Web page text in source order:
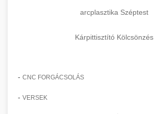
arcplasztika Széptest
Kárpittisztító Kölcsönzés
- CNC FORGÁCSOLÁS
- VERSEK